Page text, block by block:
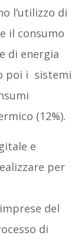
l’utilizzo di
il consumo
di energia
poi i sistemi
(12%).
e
per
del
di